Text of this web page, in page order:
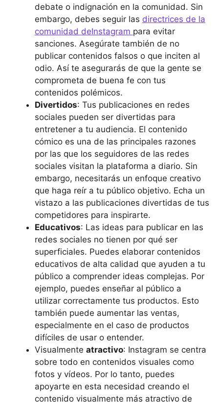
debate o indignación en la comunidad. Sin
embargo, debes seguir las directrices de la
comunidad deInstagram para evitar
sanciones. Asegúrate también de no
publicar contenidos falsos o que inciten al
odio. Así te asegurarás de que la gente se
comprometa de buena fe con tus
contenidos polémicos.
Divertidos: Tus publicaciones en redes
sociales pueden ser divertidas para
entretener a tu audiencia. El contenido
cómico es una de las principales razones
por las que los seguidores de las redes
sociales visitan la plataforma a diario. Sin
embargo, necesitarás un enfoque creativo
que haga reír a tu público objetivo. Echa un
vistazo a las publicaciones divertidas de tus
competidores para inspirarte.
Educativos: Las ideas para publicar en las
redes sociales no tienen por qué ser
superficiales. Puedes elaborar contenidos
educativos de alta calidad que ayuden a tu
público a comprender ideas complejas. Por
ejemplo, puedes enseñar al público a
utilizar correctamente tus productos. Esto
también puede aumentar las ventas,
especialmente en el caso de productos
difíciles de usar o entender.
Visualmente atractivo: Instagram se centra
sobre todo en contenidos visuales como
fotos y vídeos. Por lo tanto, puedes
apoyarte en esta necesidad creando el
contenido visualmente más atractivo de